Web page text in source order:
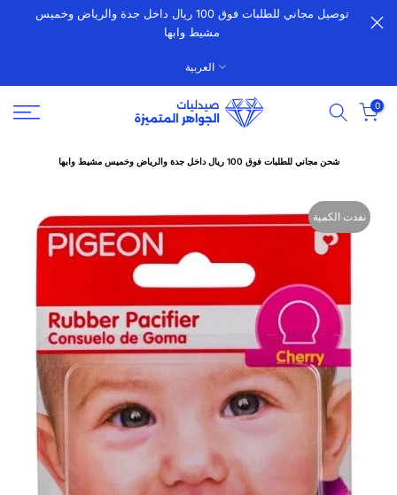
الانتقالتوصيل مجاني للطلبات فوق 100 ريال داخل جدة والرياض وخميس
مشيط وابها
العربية
0
شحن مجاني للطلبات فوق 100 ريال داخل جدة والرياض وخميس مشيط وابها
نفدت الكمية